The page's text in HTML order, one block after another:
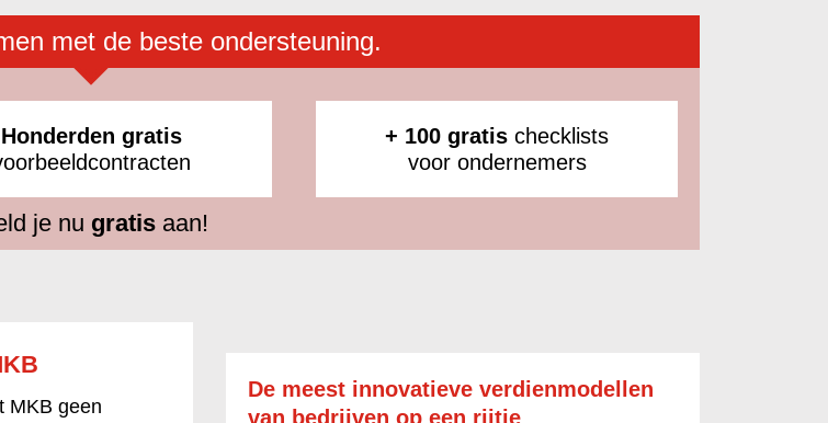
met de beste ondersteuning.
Honderden gratis
+ 100 gratis checklists
voor ondernemers
je nu gratisaan!
MKB geen
De meest innovatieve verdienmodellen
van bedrijven op een rijtje